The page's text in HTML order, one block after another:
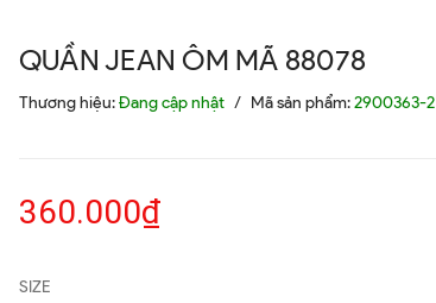
QUẦN JEAN ÔM MÃ 88078
Thương hiệu:Đang cập nhật / Mã sản phẩm:2900363-2
360.000₫
SIZE